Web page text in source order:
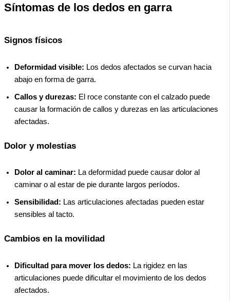
Síntomas de los dedos en garra
Signos físicos
Deformidad visible: Los dedos afectados se curvan hacia
abajo en forma de garra.
Callos y durezas: El roce constante con el calzado puede
causar la formación de callos y durezas en las articulaciones
afectadas.
Dolor y molestias
Dolor al caminar: La deformidad puede causar dolor al
caminar o al estar de pie durante largos períodos.
Sensibilidad: Las articulaciones afectadas pueden estar
sensibles al tacto.
Cambios en la movilidad
Dificultad para mover los dedos: La rigidez en las
articulaciones puede dificultar el movimiento de los dedos
afectados.